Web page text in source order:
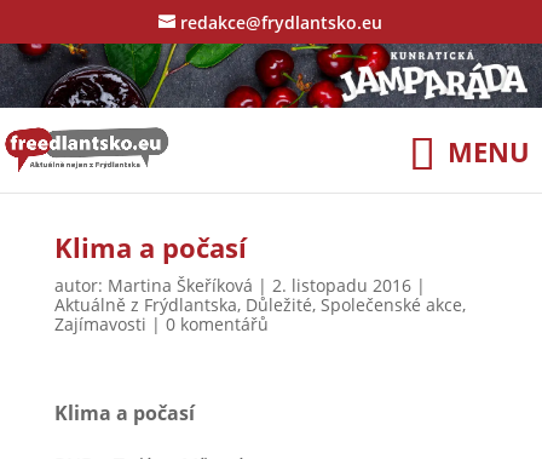
redakce@frydlantsko.eu
Klima a počasí
autor: Martina Škeříková | 2. listopadu 2016|
Aktuálně z Frýdlantska, Důležité, Společenské akce,
Zajímavosti | 0 komentářů
Klima a počasí